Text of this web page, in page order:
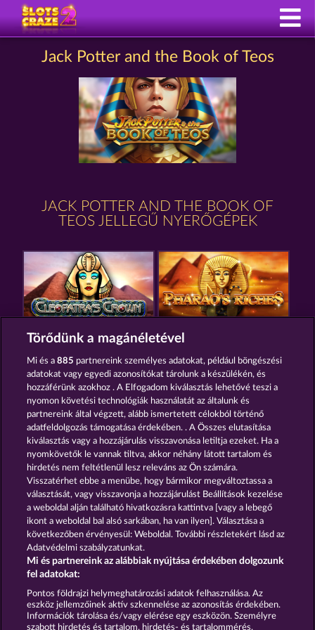
Jack Potter and the Book of Teos
JACK POTTER AND THE BOOK OF
TEOS JELLEGŰ NYERŐGÉPEK
CLEOPATRA'S CROWN PHARAOS RICHES
RAMSES BOOK
Részvételi feltételek
Adatkezelési tájékoztató Impresszum
A cég GYIK
Törődünk a magánéletével
Mi és a885 partnereink személyes adatokat, például böngészési
adatokat vagy egyedi azonosítókat tárolunk a készülékén, és
hozzáférünk azokhoz . A Elfogadom kiválasztás lehetővé teszi a
nyomon követési technológiák használatát az általunk és
partnereink által végzett, alább ismertetett célokból történő
adatfeldolgozás támogatása érdekében. . A Összes elutasítása
kiválasztás vagy a hozzájárulás visszavonása letiltja ezeket. Ha a
nyomkövetők le vannak tiltva, akkor néhány látott tartalom és
hirdetés nem feltétlenül lesz releváns az Ön számára.
Visszatérhet ebbe a menübe, hogy bármikor megváltoztassa a
választását, vagy visszavonja a hozzájárulást Beállítások kezelése
a weboldal alján található hivatkozásra kattintva [vagy a lebegő
ikont a weboldal bal alsó sarkában, ha van ilyen]. Választása a
következőben érvényesül: Weboldal. További részletekért lásd az
Adatvédelmi szabályzatunkat.
Mi és partnereink az alábbiak nyújtása érdekében dolgozunk
fel adatokat:
Pontos földrajzi helymeghatározási adatok felhasználása. Az
eszköz jellemzőinek aktív szkennelése az azonosítás érdekében.
Információk tárolása és/vagy elérése egy eszközön. Személyre
szabott hirdetés és tartalom, hirdetés- és tartalommérés,